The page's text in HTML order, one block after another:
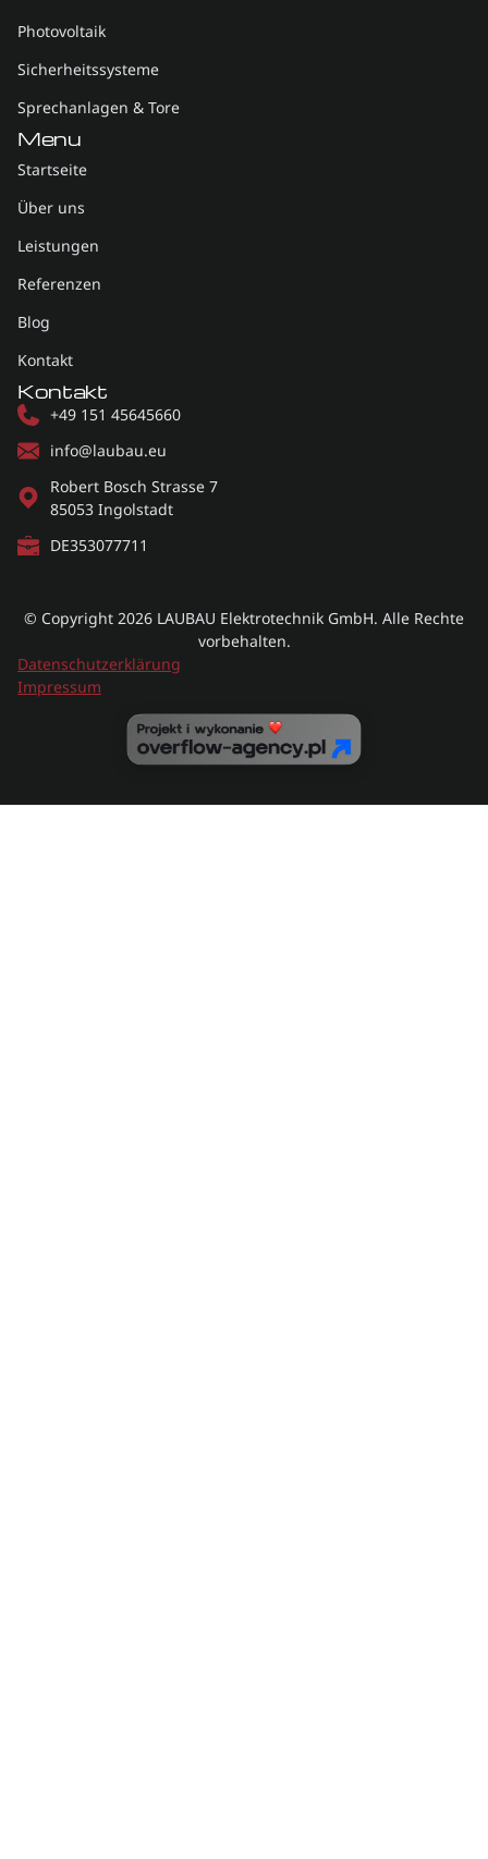
Photovoltaik
Sicherheitssysteme
Sprechanlagen & Tore
Menu
Startseite
Über uns
Leistungen
Referenzen
Blog
Kontakt
Kontakt
+49 151 45645660
info@laubau.eu
Robert Bosch Strasse 7
85053 Ingolstadt
DE353077711
© Copyright 2026 LAUBAU Elektrotechnik GmbH. ​ Alle Rechte
vorbehalten.
Datenschutzerklärung
Impressum